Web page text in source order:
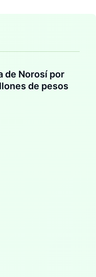
de Norosí por
de pesos